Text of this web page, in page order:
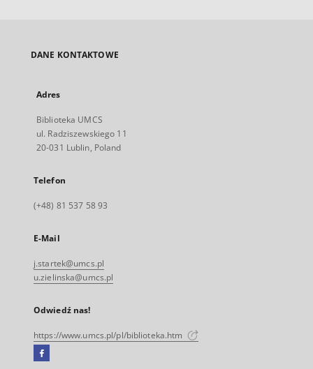
DANE KONTAKTOWE
Adres
Biblioteka UMCS
ul. Radziszewskiego 11
20-031 Lublin, Poland
Telefon
(+48) 81 537 58 93
E-Mail
j.startek@umcs.pl
u.zielinska@umcs.pl
Odwiedź nas!
https://www.umcs.pl/pl/biblioteka.htm
Facebook